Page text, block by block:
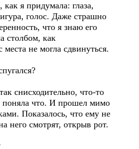
я придумала: глаза,
голос. Даже страшно
что я знаю его
столбом, как
места не могла сдвинуться.
снисходительно, что-то
поняла что. И прошел мимо
Показалось, что ему не
него смотрят, открыв рот.